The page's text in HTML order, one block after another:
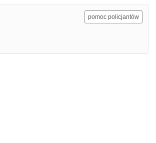
pomoc policjantów